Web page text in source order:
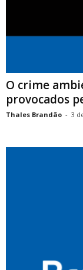
O crime
provocados
Thales Brandão - 3